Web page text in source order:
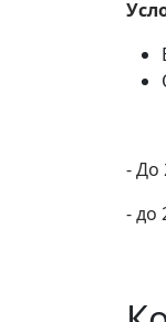
- До
- до